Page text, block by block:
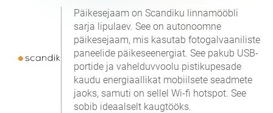
Päikesejaam on Scandiku linnamööbli
sarja lipulaev. See on autonoomne
päikesejaam, mis kasutab fotogalvaaniliste
paneelide päikeseenergiat. See pakub USB-
portide ja vahelduvvoolu pistikupesade
kaudu energiaallikat mobiilsete seadmete
jaoks, samuti on sellel Wi-fi hotspot. See
sobib ideaalselt kaugtööks.